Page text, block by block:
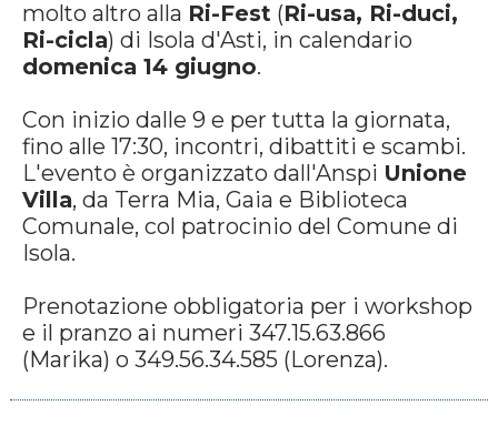
molto altro alla Ri-Fest (Ri-usa, Ri-duci,
Ri-cicla) di Isola d'Asti, in calendario
domenica 14 giugno.
Con inizio dalle 9 e per tutta la giornata,
fino alle 17:30, incontri, dibattiti e scambi.
L'evento è organizzato dall'Anspi Unione
Villa, da Terra Mia, Gaia e Biblioteca
Comunale, col patrocinio del Comune di
Isola.
Prenotazione obbligatoria per i workshop
e il pranzo ai numeri 347.15.63.866
(Marika) o 349.56.34.585 (Lorenza).